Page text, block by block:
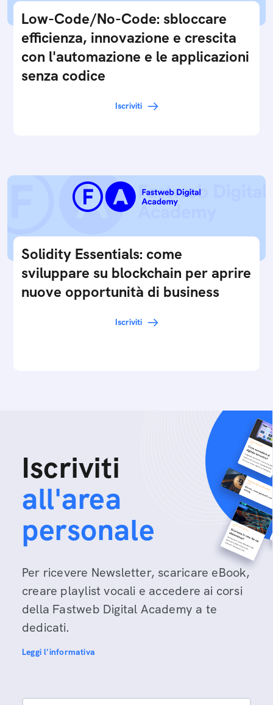
Low-Code/No-Code: sbloccare
efficienza, innovazione e crescita
con l'automazione e le applicazioni
senza codice
Iscriviti
Solidity Essentials: come
sviluppare su blockchain per aprire
nuove opportunità di business
Iscriviti
Iscriviti
all'area
personale
Per ricevere Newsletter, scaricare eBook,
creare playlist vocali e accedere ai corsi
della Fastweb Digital Academy a te
dedicati.
Leggi l'informativa